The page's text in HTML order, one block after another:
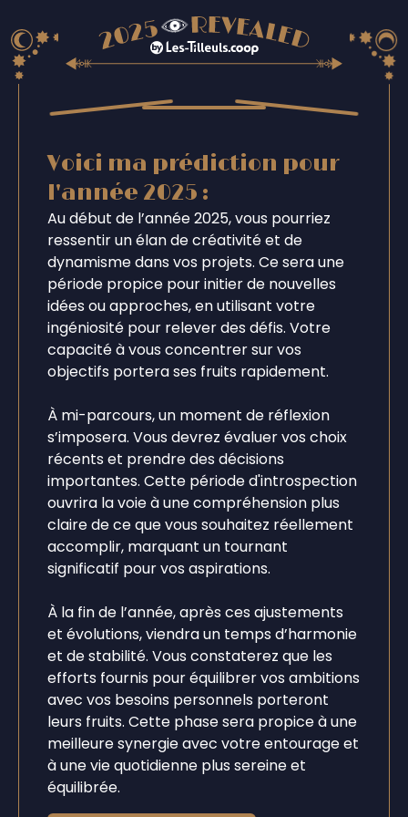
Voici ma prédiction pour
l'année 2025 :
Au début de l’année 2025, vous pourriez
ressentir un élan de créativité et de
dynamisme dans vos projets. Ce sera une
période propice pour initier de nouvelles
idées ou approches, en utilisant votre
ingéniosité pour relever des défis. Votre
capacité à vous concentrer sur vos
objectifs portera ses fruits rapidement.
À mi-parcours, un moment de réflexion
s’imposera. Vous devrez évaluer vos choix
récents et prendre des décisions
importantes. Cette période d'introspection
ouvrira la voie à une compréhension plus
claire de ce que vous souhaitez réellement
accomplir, marquant un tournant
significatif pour vos aspirations.
À la fin de l’année, après ces ajustements
et évolutions, viendra un temps d’harmonie
et de stabilité. Vous constaterez que les
efforts fournis pour équilibrer vos ambitions
avec vos besoins personnels porteront
leurs fruits. Cette phase sera propice à une
meilleure synergie avec votre entourage et
à une vie quotidienne plus sereine et
équilibrée.